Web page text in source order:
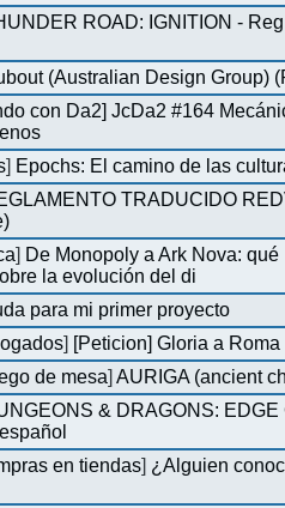
ROAD: IGNITION -
(Australian Design Group)
con Da2] JcDa2 #164
] Epochs: El camino de las
TRADUCIDO
] De Monopoly a Ark Nova:
la evolución del di
para mi primer proyecto
] [Peticion] Gloria a Roma
de mesa]AURIGA (ancient
& DRAGONS:
en tiendas] ¿Alguien